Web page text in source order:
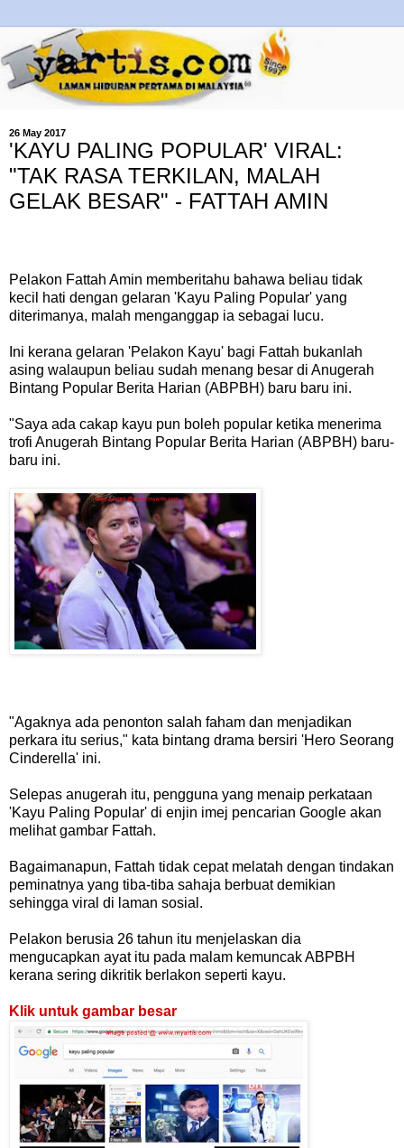
26 May 2017
'KAYU PALING POPULAR' VIRAL:
"TAK RASA TERKILAN, MALAH
GELAK BESAR" - FATTAH AMIN
Pelakon Fattah Amin memberitahu bahawa beliau tidak
kecil hati dengan gelaran 'Kayu Paling Popular' yang
diterimanya, malah menganggap ia sebagai lucu.
Ini kerana gelaran 'Pelakon Kayu' bagi Fattah bukanlah
asing walaupun beliau sudah menang besar di Anugerah
Bintang Popular Berita Harian (ABPBH) baru baru ini.
"Saya ada cakap kayu pun boleh popular ketika menerima
trofi Anugerah Bintang Popular Berita Harian (ABPBH) baru-
baru ini.
"Agaknya ada penonton salah faham dan menjadikan
perkara itu serius," kata bintang drama bersiri 'Hero Seorang
Cinderella' ini.
Selepas anugerah itu, pengguna yang menaip perkataan
'Kayu Paling Popular' di enjin imej pencarian Google akan
melihat gambar Fattah.
Bagaimanapun, Fattah tidak cepat melatah dengan tindakan
peminatnya yang tiba-tiba sahaja berbuat demikian
sehingga viral di laman sosial.
Pelakon berusia 26 tahun itu menjelaskan dia
mengucapkan ayat itu pada malam kemuncak ABPBH
kerana sering dikritik berlakon seperti kayu.
Klik untuk gambar besar